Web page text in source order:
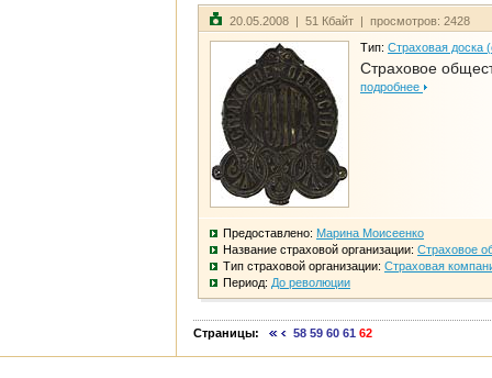
20.05.2008 | 51 Кбайт | просмотров: 2428
Тип: Страховая доска
Страховое
подробнее
Предоставлено: Марина Моисеенко
Название страховой организации: Страховое
Тип страховой организации: Страховая
Период: До революции
Страницы: 58 59 60 61 62